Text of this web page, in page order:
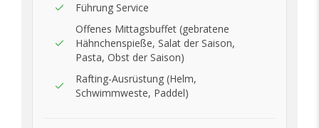
Führung Service
Offenes Mittagsbuffet (gebratene
Hähnchenspieße, Salat der Saison,
Pasta, Obst der Saison)
Rafting-Ausrüstung (Helm,
Schwimmweste, Paddel)